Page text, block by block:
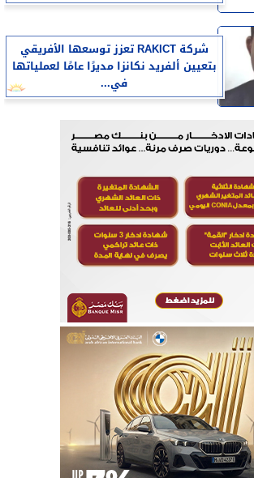
شركة RAKICT تعزز توسعها الأفريقي
بتعيين ألفريد نكانزا مديرًا عامًا لعملياتها
في...